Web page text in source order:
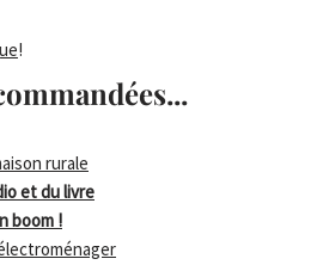
!
rurale
et du livre
boom !